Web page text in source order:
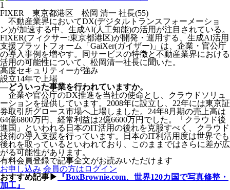
1
FIXER 東京都港区 松岡 清一 社長(55)
不動産業界においてDX(デジタルトランスフォーメーショ
ン)が加速する中、生成AI(人工知能)の活用が注目されている。
FIXER(フィクサー:東京都港区)が開発・運用する、生成AI活用
支援プラットフォーム「GaiXer(ガイザー)」は、企業・官公庁
の導入事例を増やす。同サービスの特徴と不動産業界における
活用の可能性について、松岡清一社長に聞いた。
高度セキュリティーが強み
設立14年で上場
―どういった事業を行われていますか。
企業や官公庁のDX推進を当社の使命とし、クラウドソリュ
ーションを提供しています。2008年に設立し、22年には東京証
券取引所グロース市場へ上場しました。24年8月期の売上高は
64億6800万円、経常利益は2億6600万円でした。「クラウド後
進国」といわれる日本のIT活用の後れを克服すべく、クラウド
技術の導入支援を行っています。日本のIT利活用度は世界でも
後れを取っているといわれており、このままではさらに差が広
がる可能性があります。
有料会員登録で記事全文がお読みいただけます
お申し込み 会員の方はログイン
おすすめ記事▶
『BoxBrownie.com、世界120カ国で写真修整・
加工』